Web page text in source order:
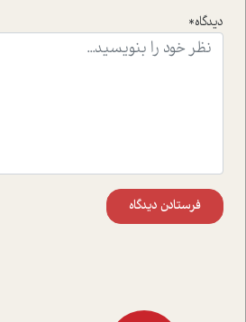
موثرترین راهکارهای استفاده از هوش
دیدگاه*
فرستادن دیدگاه